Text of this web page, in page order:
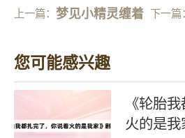
上一篇：梦见小精灵缠着 下一篇
您可能感兴趣
《轮胎
火的是